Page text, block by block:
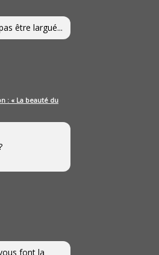
être largué...
: « La beauté du
font la